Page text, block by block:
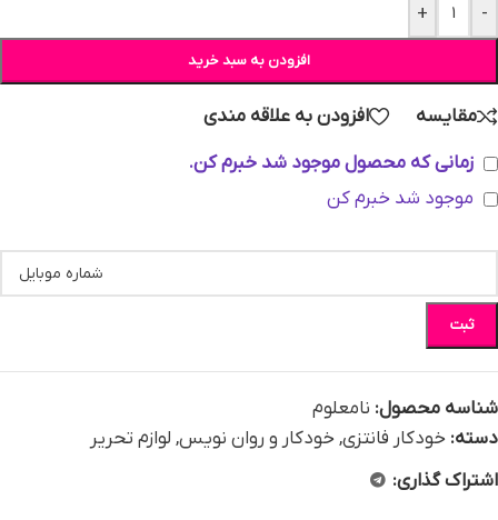
-
+
افزودن به سبد خرید
مقایسه
افزودن به علاقه مندی
زمانی که محصول موجود شد خبرم کن.
موجود شد خبرم کن
ثبت
شناسه محصول: نامعلوم
دسته: خودکار فانتزی,خودکار و روان نویس, لوازم تحریر
اشتراک گذاری: